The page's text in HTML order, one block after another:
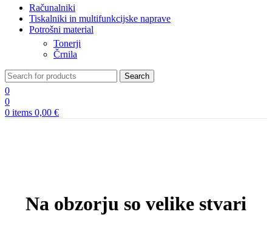
Računalniki
Tiskalniki in multifunkcijske naprave
Potrošni material
Tonerji
Črnila
Search
0
0
0 items 0,00 €
Na obzorju so velike stvari